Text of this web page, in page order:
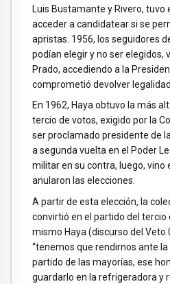
Luis Bustamante y Rivero, tuvo
acceder a candidatear si se
apristas. 1956, los seguidores
podían elegir y no ser elegidos,
Prado, accediendo a la
comprometió devolver
En 1962, Haya obtuvo la más
tercio de votos, exigido por la
ser proclamado presidente de
a segunda vuelta en el Poder
militar en su contra, luego, vino
anularon las elecciones.
A partir de esta elección, la
convirtió en el partido del tercio
mismo Haya (discurso del
“tenemos que rendirnos ante la
partido de las mayorías, ese
guardarlo en la refrigeradora y